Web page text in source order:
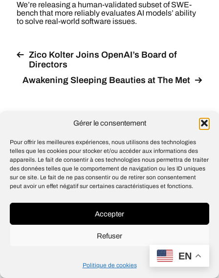
Gérer le consentement
Pour offrir les meilleures expériences, nous utilisons des technologies
telles que les cookies pour stocker et/ou accéder aux informations des
appareils. Le fait de consentir à ces technologies nous permettra de traiter
des données telles que le comportement de navigation ou les ID uniques
sur ce site. Le fait de ne pas consentir ou de retirer son consentement
peut avoir un effet négatif sur certaines caractéristiques et fonctions.
Accepter
Refuser
Politique de cookies
We’re releasing a human-validated subset of SWE-
bench that more reliably evaluates AI models’ ability
to solve real-world software issues.
Zico Kolter Joins OpenAI’s Board of
Directors
Awakening Sleeping Beauties at The Met
DesignJean-Louis Maso
EN